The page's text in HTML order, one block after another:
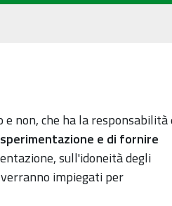
non, che ha la responsabilità
e di fornire
sull'idoneità degli
impiegati per